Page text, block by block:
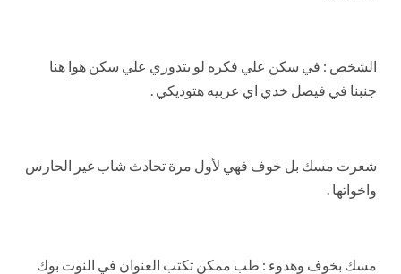
الشخص : في سكن علي فكره لو بتدوري علي سكن هوا هنا
جنبنا في فيصل خدي اي عربيه هتوديكي .
شعرت مسك بل خوف فهي لأول مرة تحادث شاب غير الحارس
واخواتها .
مسك بخوف وهدوء : طب ممكن تكتب العنوان في النوت بوك